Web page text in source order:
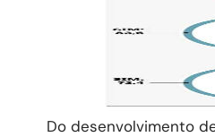
Do desenvolvimento